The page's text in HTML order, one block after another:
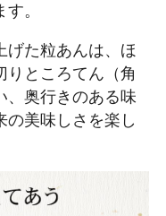
。
げた粒あんは、ほ
りところてん（角
、奥行きのある味
の美味しさを楽し